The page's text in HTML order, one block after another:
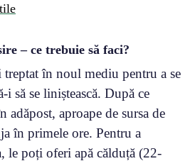
– ce trebuie să faci?
în noul mediu pentru a se
i să se liniștească. După ce
aproape de sursa de
în primele ore. Pentru a
le poți oferi apă călduță (22-